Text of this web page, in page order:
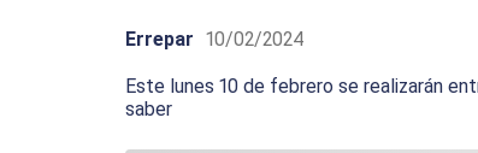
Errepar 10/02/2024
Este lunes 10 de febrero se realizarán
saber